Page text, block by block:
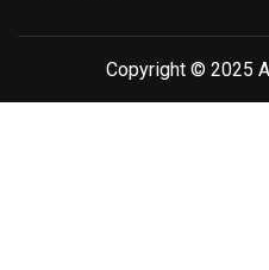
Copyright © 2025